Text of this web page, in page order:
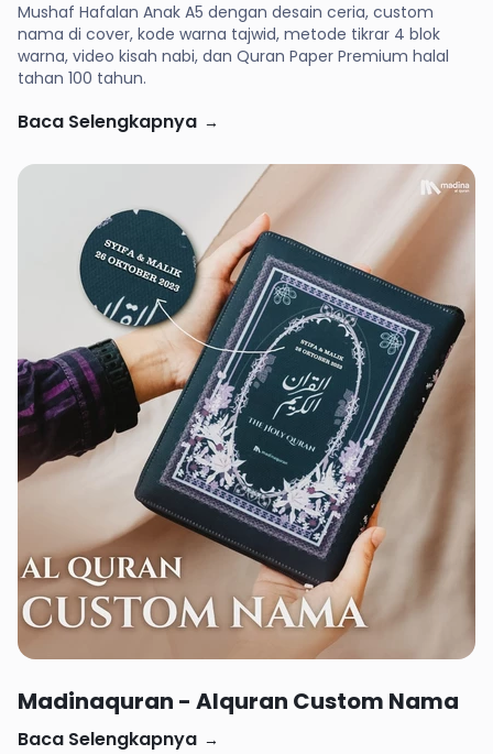
Mushaf Hafalan Anak A5 dengan desain ceria, custom
nama di cover, kode warna tajwid, metode tikrar 4 blok
warna, video kisah nabi, dan Quran Paper Premium halal
tahan 100 tahun.
Baca Selengkapnya →
Madinaquran - Alquran Custom Nama
Baca Selengkapnya →